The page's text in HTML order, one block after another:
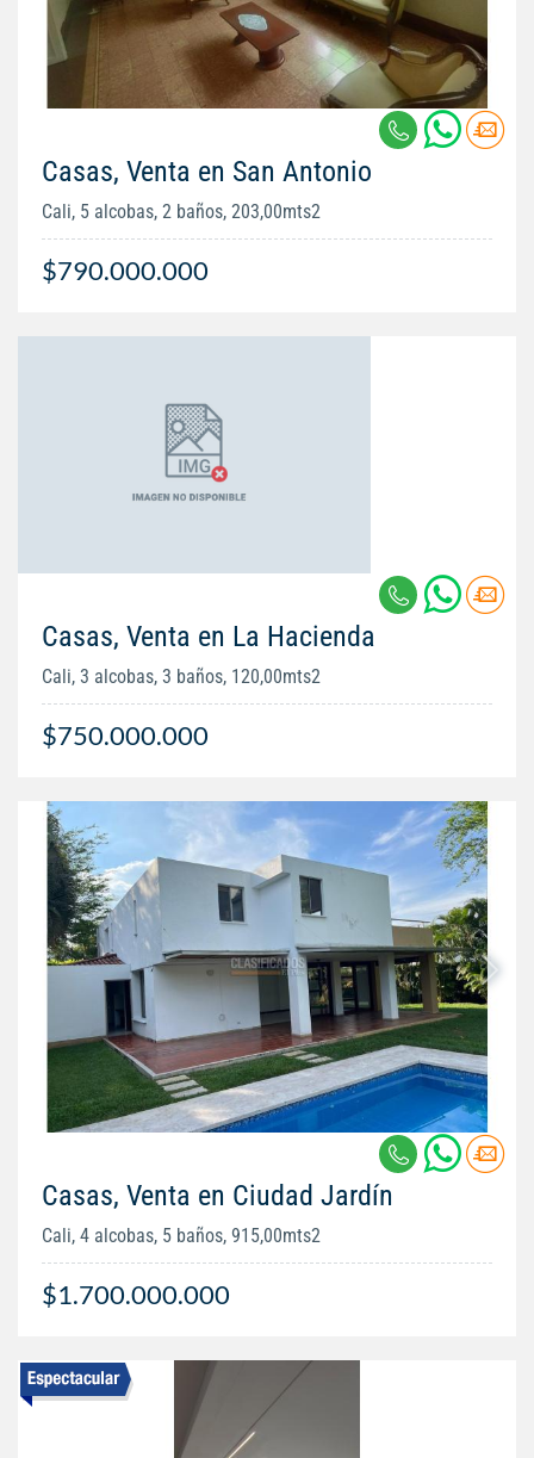
Casas, Venta en San Antonio
Cali, 5 alcobas, 2 baños, 203,00mts2
$790.000.000
Casas, Venta en La Hacienda
Cali, 3 alcobas, 3 baños, 120,00mts2
$750.000.000
Casas, Venta en Ciudad Jardín
Cali, 4 alcobas, 5 baños, 915,00mts2
$1.700.000.000